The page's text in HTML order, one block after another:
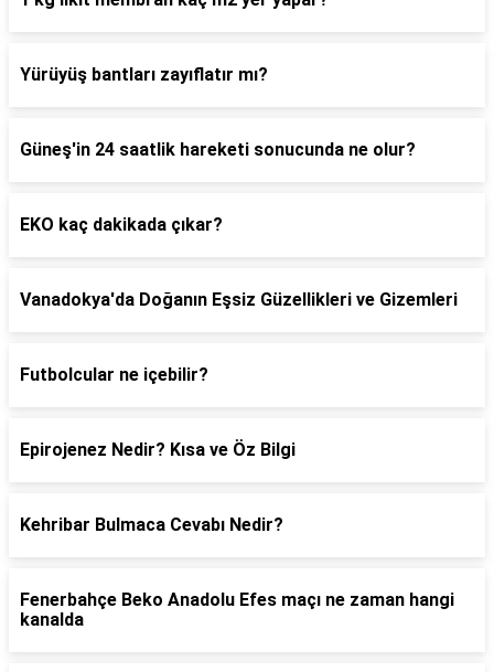
Yürüyüş bantları zayıflatır mı?
Güneş'in 24 saatlik hareketi sonucunda ne olur?
EKO kaç dakikada çıkar?
Vanadokya'da Doğanın Eşsiz Güzellikleri ve Gizemleri
Futbolcular ne içebilir?
Epirojenez Nedir? Kısa ve Öz Bilgi
Kehribar Bulmaca Cevabı Nedir?
Fenerbahçe Beko Anadolu Efes maçı ne zaman hangi
kanalda